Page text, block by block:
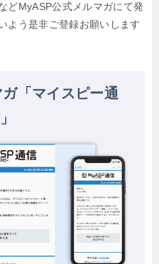
どMyASP公式メルマガにて発
よう是非ご登録お願いします
「マイスピー通